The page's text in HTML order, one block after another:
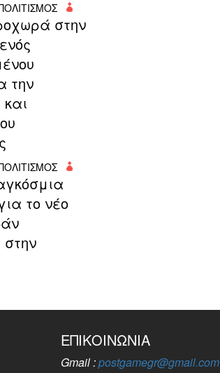
στην
την
το νέο
ΕΠΙΚΟΙΝΩΝΊΑ
Gmail :postgamegr@gmail.com